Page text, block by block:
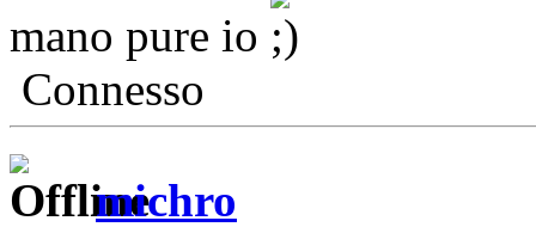
mano pure io
Connesso
michro